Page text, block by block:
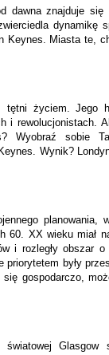
dawna znajduje
dynamikę
Keynes. Miasta te,
tętni życiem. Jego
i rewolucjonistach.
Wyobraź sobie
Wynik?
60. XX wieku miał
i rozległy obszar
priorytetem były
gospodarczo,
Glasgow